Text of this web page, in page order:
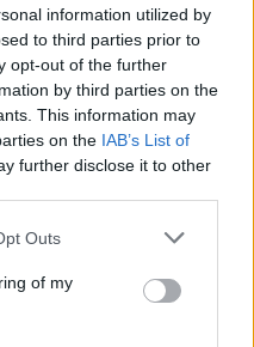
information utilized by
to third parties prior to
opt-out of the further
by third parties on the
This information may
on the IAB’s List of
further disclose it to other
uses one or more Google
You may click to
its third-party tags to
purposes in below Google
Outs
of my